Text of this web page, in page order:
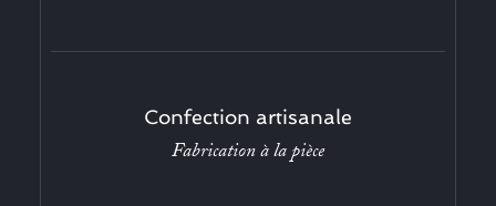
Confection artisanale
Fabrication à la pièce